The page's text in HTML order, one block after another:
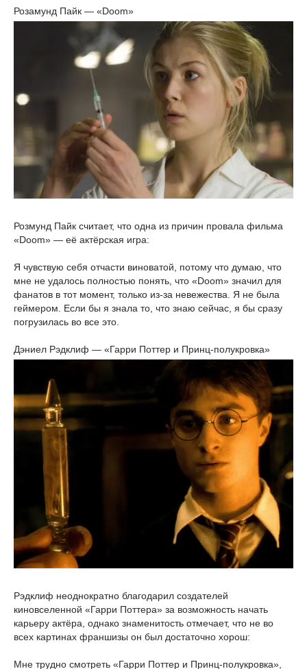
Розамунд Пайк — «Doom»
Розмунд Пайк считает, что одна из причин провала фильма
«Doom» — её актёрская игра:
Я чувствую себя отчасти виноватой, потому что думаю, что
мне не удалось полностью понять, что «Doom» значил для
фанатов в тот момент, только из-за невежества. Я не была
геймером. Если бы я знала то, что знаю сейчас, я бы сразу
погрузилась во все это.
Дэниел Рэдклиф — «Гарри Поттер и Принц-полукровка»
Рэдклиф неоднократно благодарил создателей
киновселенной «Гарри Поттера» за возможность начать
карьеру актёра, однако знаменитость отмечает, что не во
всех картинах франшизы он был достаточно хорош:
Мне трудно смотреть «Гарри Поттер и Принц-полукровка»,